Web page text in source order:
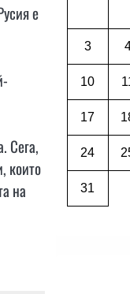
е
Сега,
които
на
3
10
17
24
31